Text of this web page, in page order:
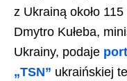
z Ukrainą około
Dmytro Kułeba,
Ukrainy, podaje
„TSN” ukraińskiej